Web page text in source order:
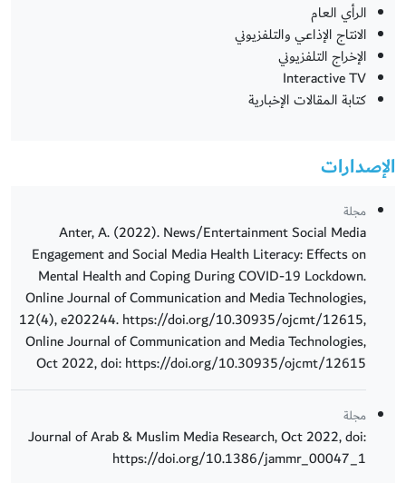
الرأي العام
الانتاج الإذاعي والتلفزيوني
الإخراج التلفزيوني
Interactive TV
كتابة المقالات الإخبارية
الإصدارات
مجلة
Anter, A. (2022). News/Entertainment Social Media
Engagement and Social Media Health Literacy: Effects on
Mental Health and Coping During COVID-19 Lockdown.
Online Journal of Communication and Media Technologies,
12(4), e202244. https://doi.org/10.30935/ojcmt/12615,
Online Journal of Communication and Media Technologies,
Oct 2022, doi: https://doi.org/10.30935/ojcmt/12615
مجلة
Journal of Arab & Muslim Media Research, Oct 2022, doi:
https://doi.org/10.1386/jammr_00047_1